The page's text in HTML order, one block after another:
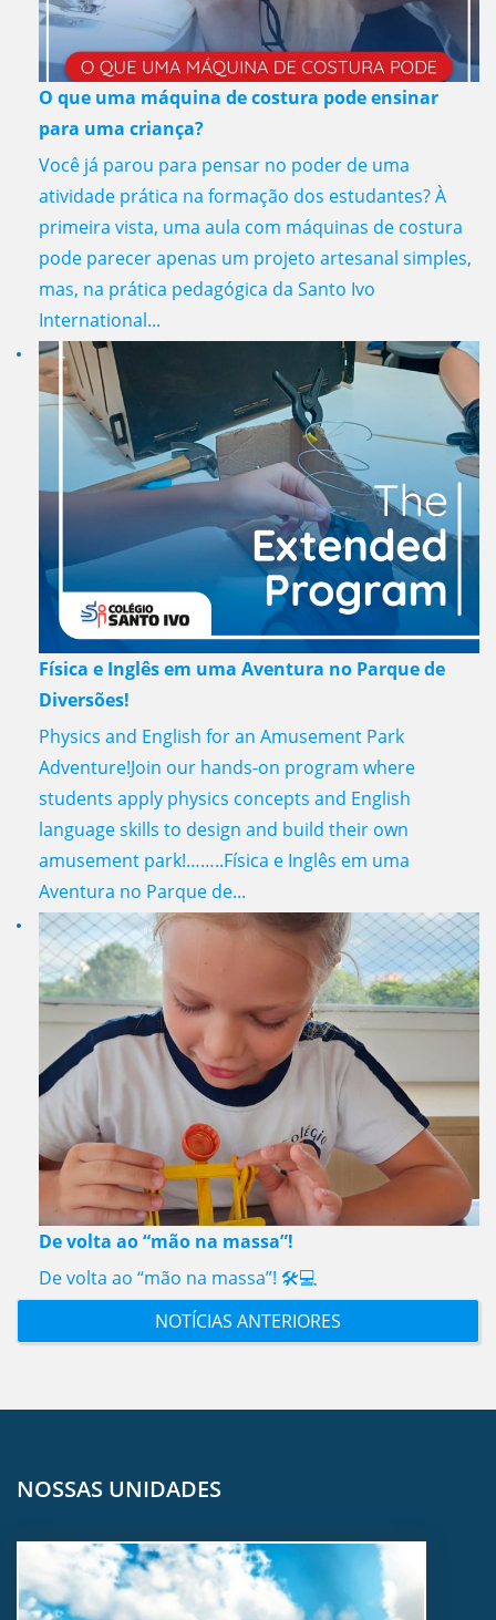
O que uma máquina de costura pode ensinar
para uma criança?
Você já parou para pensar no poder de uma
atividade prática na formação dos estudantes? À
primeira vista, uma aula com máquinas de costura
pode parecer apenas um projeto artesanal simples,
mas, na prática pedagógica da Santo Ivo
International...
Física e Inglês em uma Aventura no Parque de
Diversões!
Physics and English for an Amusement Park
Adventure!Join our hands-on program where
students apply physics concepts and English
language skills to design and build their own
amusement park!……..Física e Inglês em uma
Aventura no Parque de...
De volta ao “mão na massa”!
De volta ao “mão na massa”! 🛠️💻
NOTÍCIAS ANTERIORES
NOSSAS UNIDADES